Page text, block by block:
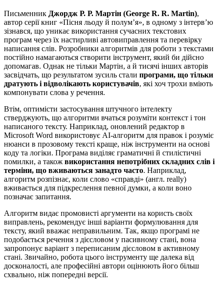
Письменник Джордж Р. Р. Мартін (George R. R. Martin),
автор серії книг «Пісня льоду й полум’я», в одному з інтерв’ю
зізнався, що уникає використання сучасних текстових
програм через їх настирливі автовиправлення та перевірку
написання слів. Розробники алгоритмів для роботи з текстами
постійно намагаються створити інструмент, який би дійсно
допомагав. Однак не тільки Мартін, а й тисячі інших авторів
засвідчать, що результатом зусиль стали програми, що тільки
дратують і відволікають користувачів, які хоч трохи вміють
компонувати слова у речення.
Втім, оптимісти застосування штучного інтелекту
стверджують, що алгоритми вчаться розуміти контекст і тон
написаного тексту. Наприклад, оновлений редактор в
Microsoft Word використовує AI-алгоритм для правок і розуміє
нюанси в прозовому тексті краще, ніж інструменти на основі
коду та логіки. Програма виділяє граматичні й стилістичні
помилки, а також використання непотрібних складних слів і
терміни, що вживаються занадто часто. Наприклад,
алгоритм розпізнає, коли слово «справді» (англ. really)
вживається для підкреслення певної думки, а коли воно
позначає запитання.
Алгоритм видає промовисті аргументи на користь своїх
виправлень, рекомендує інші варіанти формулювання для
тексту, який вважає неправильним. Так, якщо програмі не
подобається речення з дієсловом у пасивному стані, вона
запропонує варіант з переписаним дієсловом в активному
стані. Звичайно, робота цього інструменту ще далека від
досконалості, але професійні автори оцінюють його більш
схвально, ніж попередні версії.